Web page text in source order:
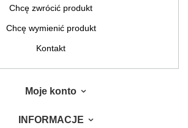
Chcę zwrócić produkt
Chcę wymienić produkt
Kontakt
Moje konto
INFORMACJE